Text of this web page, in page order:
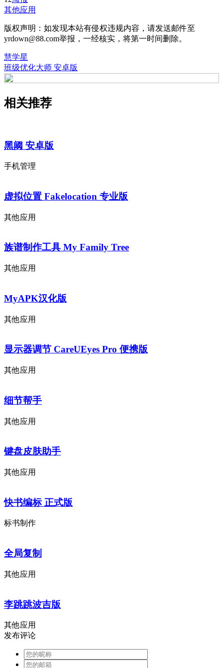
其他应用
版权声明：如发现本站有侵权违规内容，请发送邮件至
yrdown@88.com举报，一经核实，将第一时间删除。
慧学星
班级优化大师 安卓版
相关推荐
黑阈 安卓版
手机管理
虚拟位置 Fakelocation 专业版
其他应用
族谱制作工具 My Family Tree
其他应用
MyAPK汉化版
其他应用
显示器调节 CareUEyes Pro 便携版
其他应用
细节帮手
其他应用
键盘皮肤助手
其他应用
快书编标 正式版
标书制作
全局复制
其他应用
李跳跳波吉版
其他应用
发布评论